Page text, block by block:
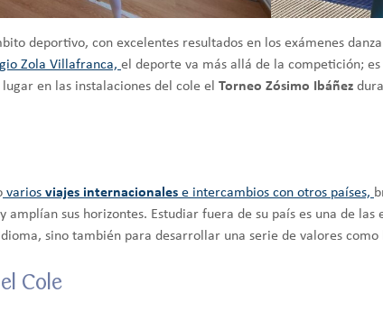
deportivo, con excelentes resultados en los exámenes
Zola Villafranca, el deporte va más allá de la competición;
en las instalaciones del cole el Torneo Zósimo Ibáñez
varios viajes internacionales e intercambios con otros países,
sus horizontes. Estudiar fuera de su país es una de
sino también para desarrollar una serie de valores
Cole